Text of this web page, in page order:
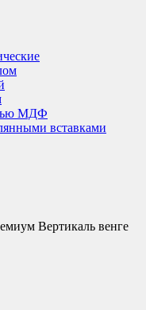
МДФ
вставками
Вертикаль венге